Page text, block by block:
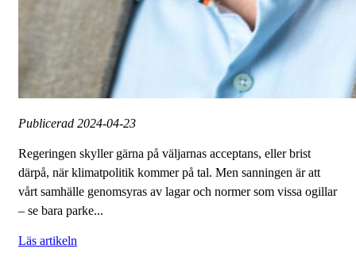
Publicerad 2024-04-23
Regeringen skyller gärna på väljarnas acceptans, eller brist
därpå, när klimatpolitik kommer på tal. Men sanningen är att
vårt samhälle genomsyras av lagar och normer som vissa ogillar
– se bara parke...
Läs artikeln